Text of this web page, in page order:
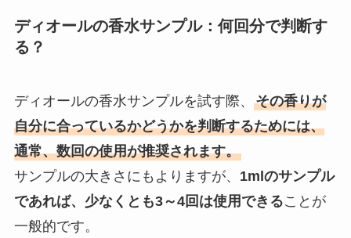
ディオールの香水サンプル：何回分で判断す
る？
ディオールの香水サンプルを試す際、 その香りが
自分に合っているかどうかを判断するためには、
通常、数回の使用が推奨されます。
サンプルの大きさにもよりますが、 1mlのサンプル
であれば、少なくとも3～4回は使用できることが
一般的です。